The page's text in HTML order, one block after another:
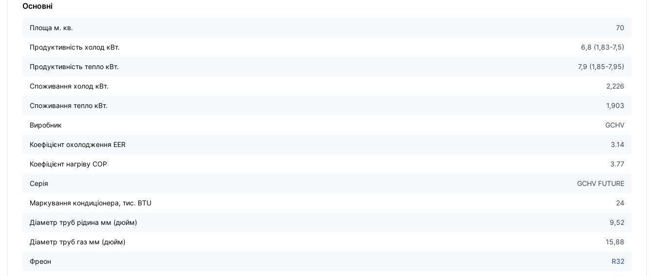
Основні
Площа м. кв. 70
Продуктивність холод кВт. 6,8 (1,83-7,5)
Продуктивність тепло кВт. 7,9 (1,85-7,95)
Споживання холод кВт. 2,226
Споживання тепло кВт. 1,903
Виробник GCHV
Коефіцієнт охолодження EER 3.14
Коефіцієнт нагріву COP 3.77
Серія GCHV FUTURE
Маркування кондиціонера, тис. BTU 24
Діаметр труб рідина мм (дюйм) 9,52
Діаметр труб газ мм (дюйм) 15,88
Фреон R32